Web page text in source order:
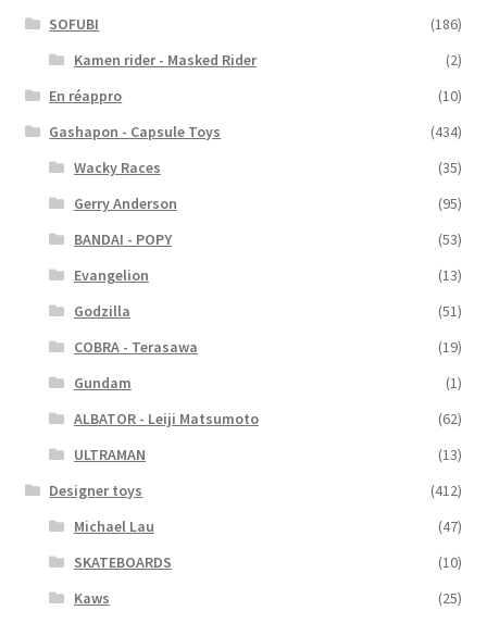
SOFUBI
(186)
Kamen rider - Masked Rider
(2)
En réappro
(10)
Gashapon - Capsule Toys
(434)
Wacky Races
(35)
Gerry Anderson
(95)
BANDAI - POPY
(53)
Evangelion
(13)
Godzilla
(51)
COBRA - Terasawa
(19)
Gundam
(1)
ALBATOR - Leiji Matsumoto
(62)
ULTRAMAN
(13)
Designer toys
(412)
Michael Lau
(47)
SKATEBOARDS
(10)
Kaws
(25)